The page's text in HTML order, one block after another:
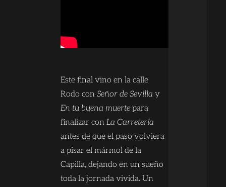
Este final vino en la calle
Rodo conSeñor de Sevilla y
En tu buena muerte para
finalizar conLa Carretería
antes de que el paso volviera
a pisar el mármol de la
Capilla, dejando en un sueño
toda la jornada vivida. Un